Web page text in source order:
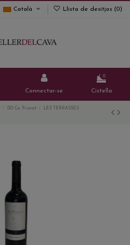
Català Llista de desitjos (0)
Connectar-se
0
Cistella
DO Ca. Priorat
LES TERRASSES